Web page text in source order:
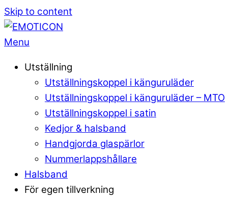
Skip to content
Menu
Utställning
Utställningskoppel i känguruläder
Utställningskoppel i känguruläder – MTO
Utställningskoppel i satin
Kedjor & halsband
Handgjorda glaspärlor
Nummerlappshållare
Halsband
För egen tillverkning